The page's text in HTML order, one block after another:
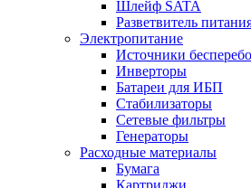
Шлейф SATA
Разветвитель
Электропитание
Источники
Инверторы
Батареи для ИБП
Стабилизаторы
Сетевые фильтры
Генераторы
Расходные материалы
Бумага